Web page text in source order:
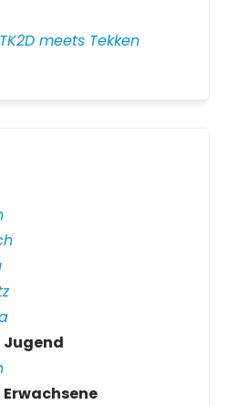
meets Tekken
Jugend
Erwachsene